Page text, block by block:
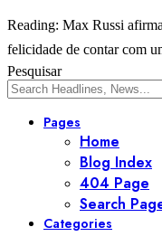
Reading: Max Russi
felicidade de contar com
Pesquisar
Pages
Home
Blog Index
404 Page
Search
Categories